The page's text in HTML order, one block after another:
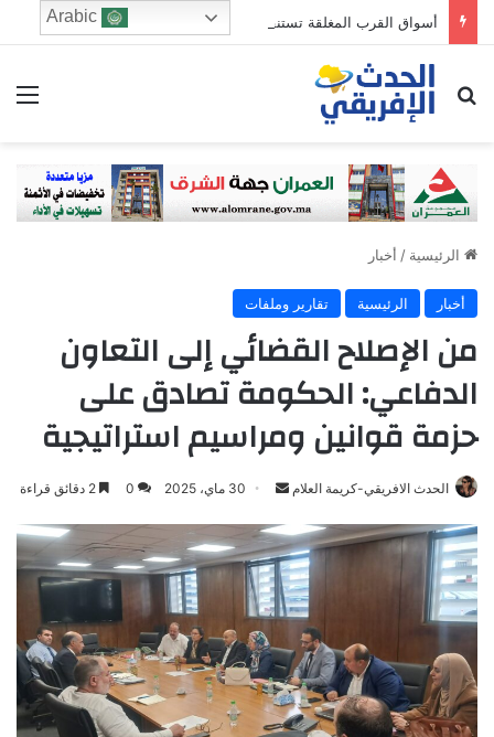
أسواق القرب المغلقة تستنفر وزارة الداخلية.. أبحاث موسعة حول مشاريع بملايير الدراهم
ابحث عن
الرئيسية / أخبار
أخبار الرئيسية تقارير وملفات
من الإصلاح القضائي إلى التعاون
الدفاعي: الحكومة تصادق على
حزمة قوانين ومراسيم استراتيجية
الحدث الافريقي-كريمة العلام
Send
email
30 ماي، 2025 0
Arabic